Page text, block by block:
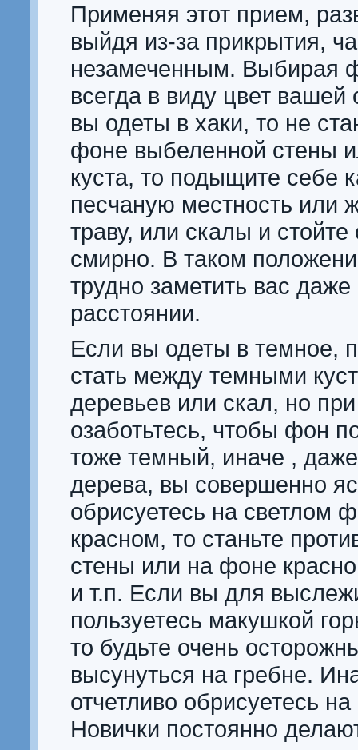
Применяя этот прием,
выйдя из-за прикрытия,
незамеченным. Выбирая
всегда в виду цвет
вы одеты в хаки, то не
фоне выбеленной стены
куста, то подыщите себе
песчаную местность или
траву, или скалы и
смирно. В таком
трудно заметить вас
расстоянии.
Если вы одеты в темное,
стать между темными
деревьев или скал, но
озаботьтесь, чтобы фон
тоже темный, иначе ,
дерева, вы совершенно
обрисуетесь на светлом
красном, то станьте
стены или на фоне
и т.п. Если вы для
пользуетесь макушкой
то будьте очень
высунуться на гребне.
отчетливо обрисуетесь
Новички постоянно